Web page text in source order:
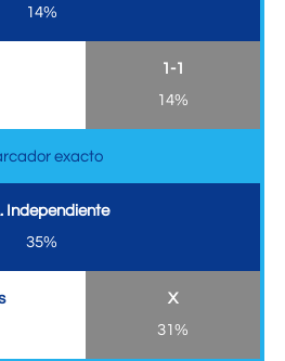
14%
1-1
14%
exacto
Independiente
35%
X
31%